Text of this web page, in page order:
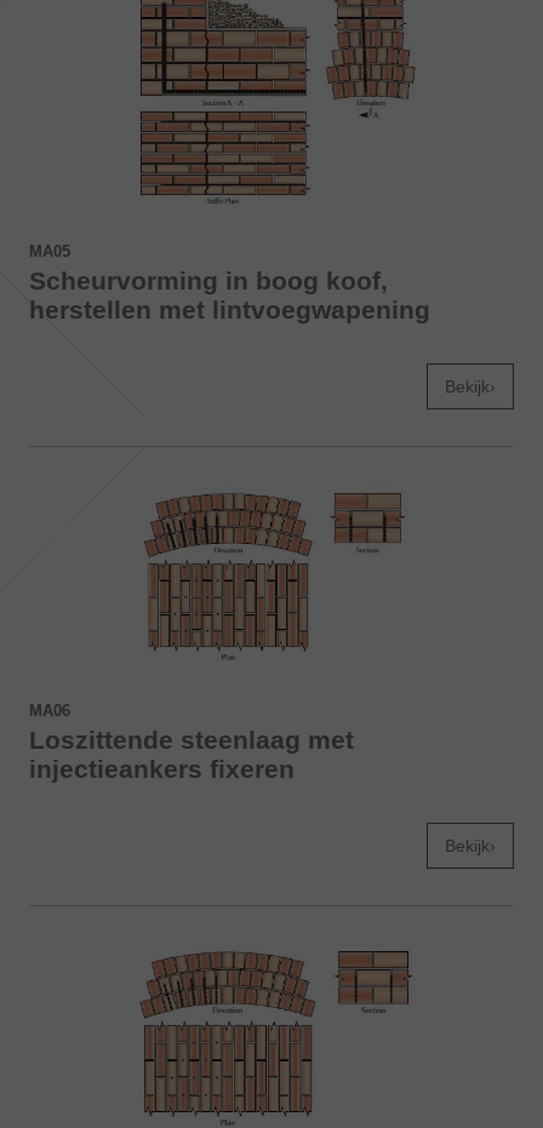
MA05
Scheurvorming in boog koof,
herstellen met lintvoegwapening
Bekijk›
MA06
Loszittende steenlaag met
injectieankers fixeren
Bekijk›